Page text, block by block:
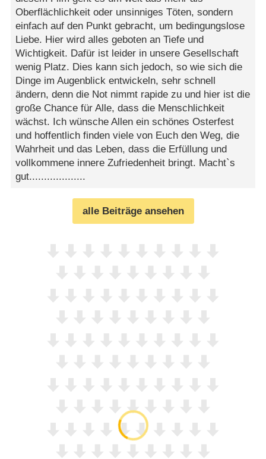
Oberflächlichkeit oder unsinniges Töten, sondern
einfach auf den Punkt gebracht, um bedingungslose
Liebe. Hier wird alles geboten an Tiefe und
Wichtigkeit. Dafür ist leider in unsere Gesellschaft
wenig Platz. Dies kann sich jedoch, so wie sich die
Dinge im Augenblick entwickeln, sehr schnell
ändern, denn die Not nimmt rapide zu und hier ist die
große Chance für Alle, dass die Menschlichkeit
wächst. Ich wünsche Allen ein schönes Osterfest
und hoffentlich finden viele von Euch den Weg, die
Wahrheit und das Leben, dass die Erfüllung und
vollkommene innere Zufriedenheit bringt. Macht`s
gut...................
alle Beiträge ansehen